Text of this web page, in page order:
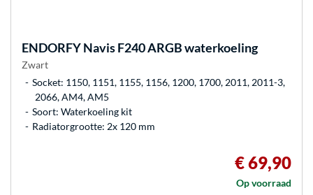
ENDORFYNavis F240 ARGB waterkoeling
Zwart
Socket: 1150, 1151, 1155, 1156, 1200, 1700, 2011, 2011-3,
2066, AM4, AM5
Soort: Waterkoeling kit
Radiatorgrootte: 2x 120 mm
€ 69,90
Op voorraad